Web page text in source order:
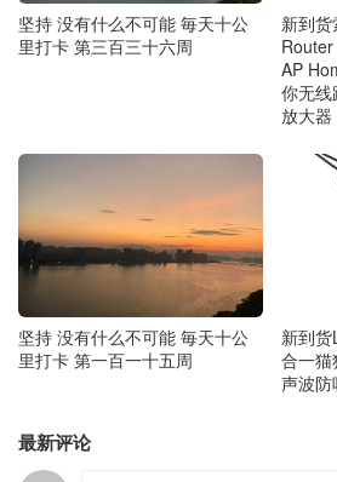
坚持 没有什么不可能 毎天十公
里打卡 第三百三十六周
新到
AP
你无线
放大器
坚持 没有什么不可能 毎天十公
里打卡 第一百一十五周
新到
合一猫
声波防
最新评论